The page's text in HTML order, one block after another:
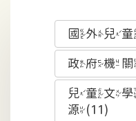
國外兒
政府機
兒童文
源(11)